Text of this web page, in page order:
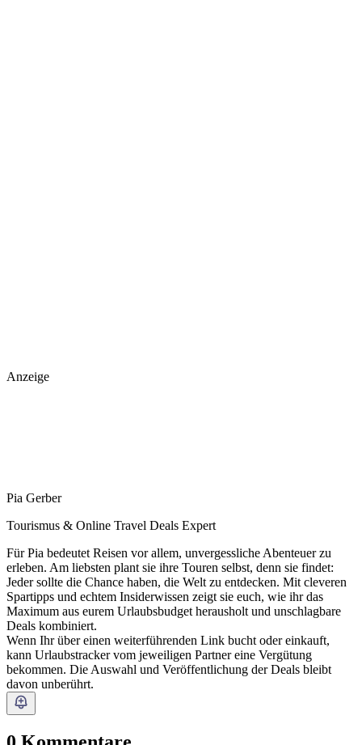
Anzeige
Pia Gerber
Tourismus & Online Travel Deals Expert
Für Pia bedeutet Reisen vor allem, unvergessliche Abenteuer zu
erleben. Am liebsten plant sie ihre Touren selbst, denn sie findet:
Jeder sollte die Chance haben, die Welt zu entdecken. Mit cleveren
Spartipps und echtem Insiderwissen zeigt sie euch, wie ihr das
Maximum aus eurem Urlaubsbudget herausholt und unschlagbare
Deals kombiniert.
Wenn Ihr über einen weiterführenden Link bucht oder einkauft,
kann Urlaubstracker vom jeweiligen Partner eine Vergütung
bekommen. Die Auswahl und Veröffentlichung der Deals bleibt
davon unberührt.